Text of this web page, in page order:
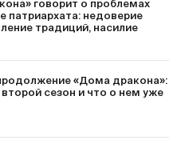
говорит о проблемах
патриархата: недоверие
традиций, насилие
«Дома дракона»:
сезон и что о нем уже